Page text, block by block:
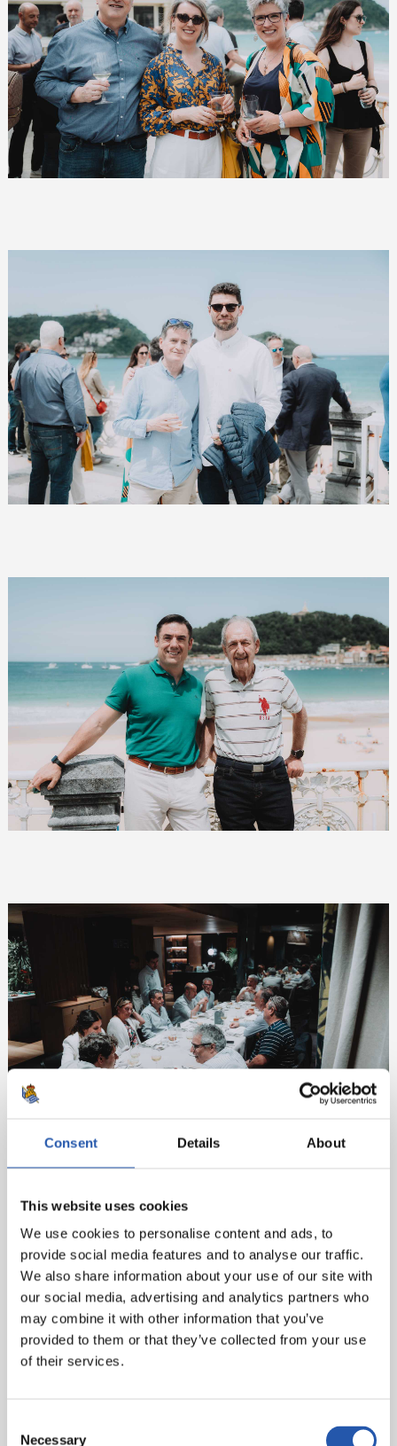
Consent Details About
This website uses cookies
We use cookies to personalise content and ads, to
provide social media features and to analyse our traffic.
We also share information about your use of our site with
our social media, advertising and analytics partners who
may combine it with other information that you’ve
provided to them or that they’ve collected from your use
of their services.
Necessary